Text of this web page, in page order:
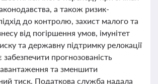
а також ризик-
до контролю, захист малого та
від погіршення умов, імунітет
та державну підтримку релокації
забезпечити прогнозованість
та зменшити
тиск. Податкова служба надала